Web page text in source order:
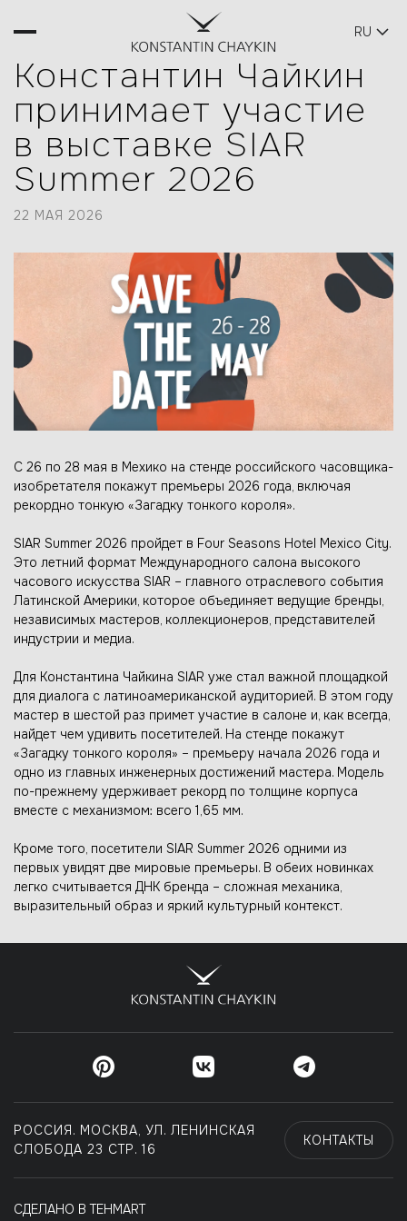
RU
Константин Чайкин
принимает участие
в выставке SIAR
Summer 2026
22 МАЯ 2026
С 26 по 28 мая в Мехико на стенде российского часовщика-
изобретателя покажут премьеры 2026 года, включая
рекордно тонкую «Загадку тонкого короля».
SIAR Summer 2026 пройдет в Four Seasons Hotel Mexico City.
Это летний формат Международного салона высокого
часового искусства SIAR – главного отраслевого события
Латинской Америки, которое объединяет ведущие бренды,
независимых мастеров, коллекционеров, представителей
индустрии и медиа.
Для Константина Чайкина SIAR уже стал важной площадкой
для диалога с латиноамериканской аудиторией. В этом году
мастер в шестой раз примет участие в салоне и, как всегда,
найдет чем удивить посетителей. На стенде покажут
«Загадку тонкого короля» – премьеру начала 2026 года и
одно из главных инженерных достижений мастера. Модель
по-прежнему удерживает рекорд по толщине корпуса
вместе с механизмом: всего 1,65 мм.
Кроме того, посетители SIAR Summer 2026 одними из
первых увидят две мировые премьеры. В обеих новинках
легко считывается ДНК бренда – сложная механика,
выразительный образ и яркий культурный контекст.
РОССИЯ. МОСКВА, УЛ. ЛЕНИНСКАЯ
СЛОБОДА 23 СТР. 16
КОНТАКТЫ
СДЕЛАНО В TEHMART